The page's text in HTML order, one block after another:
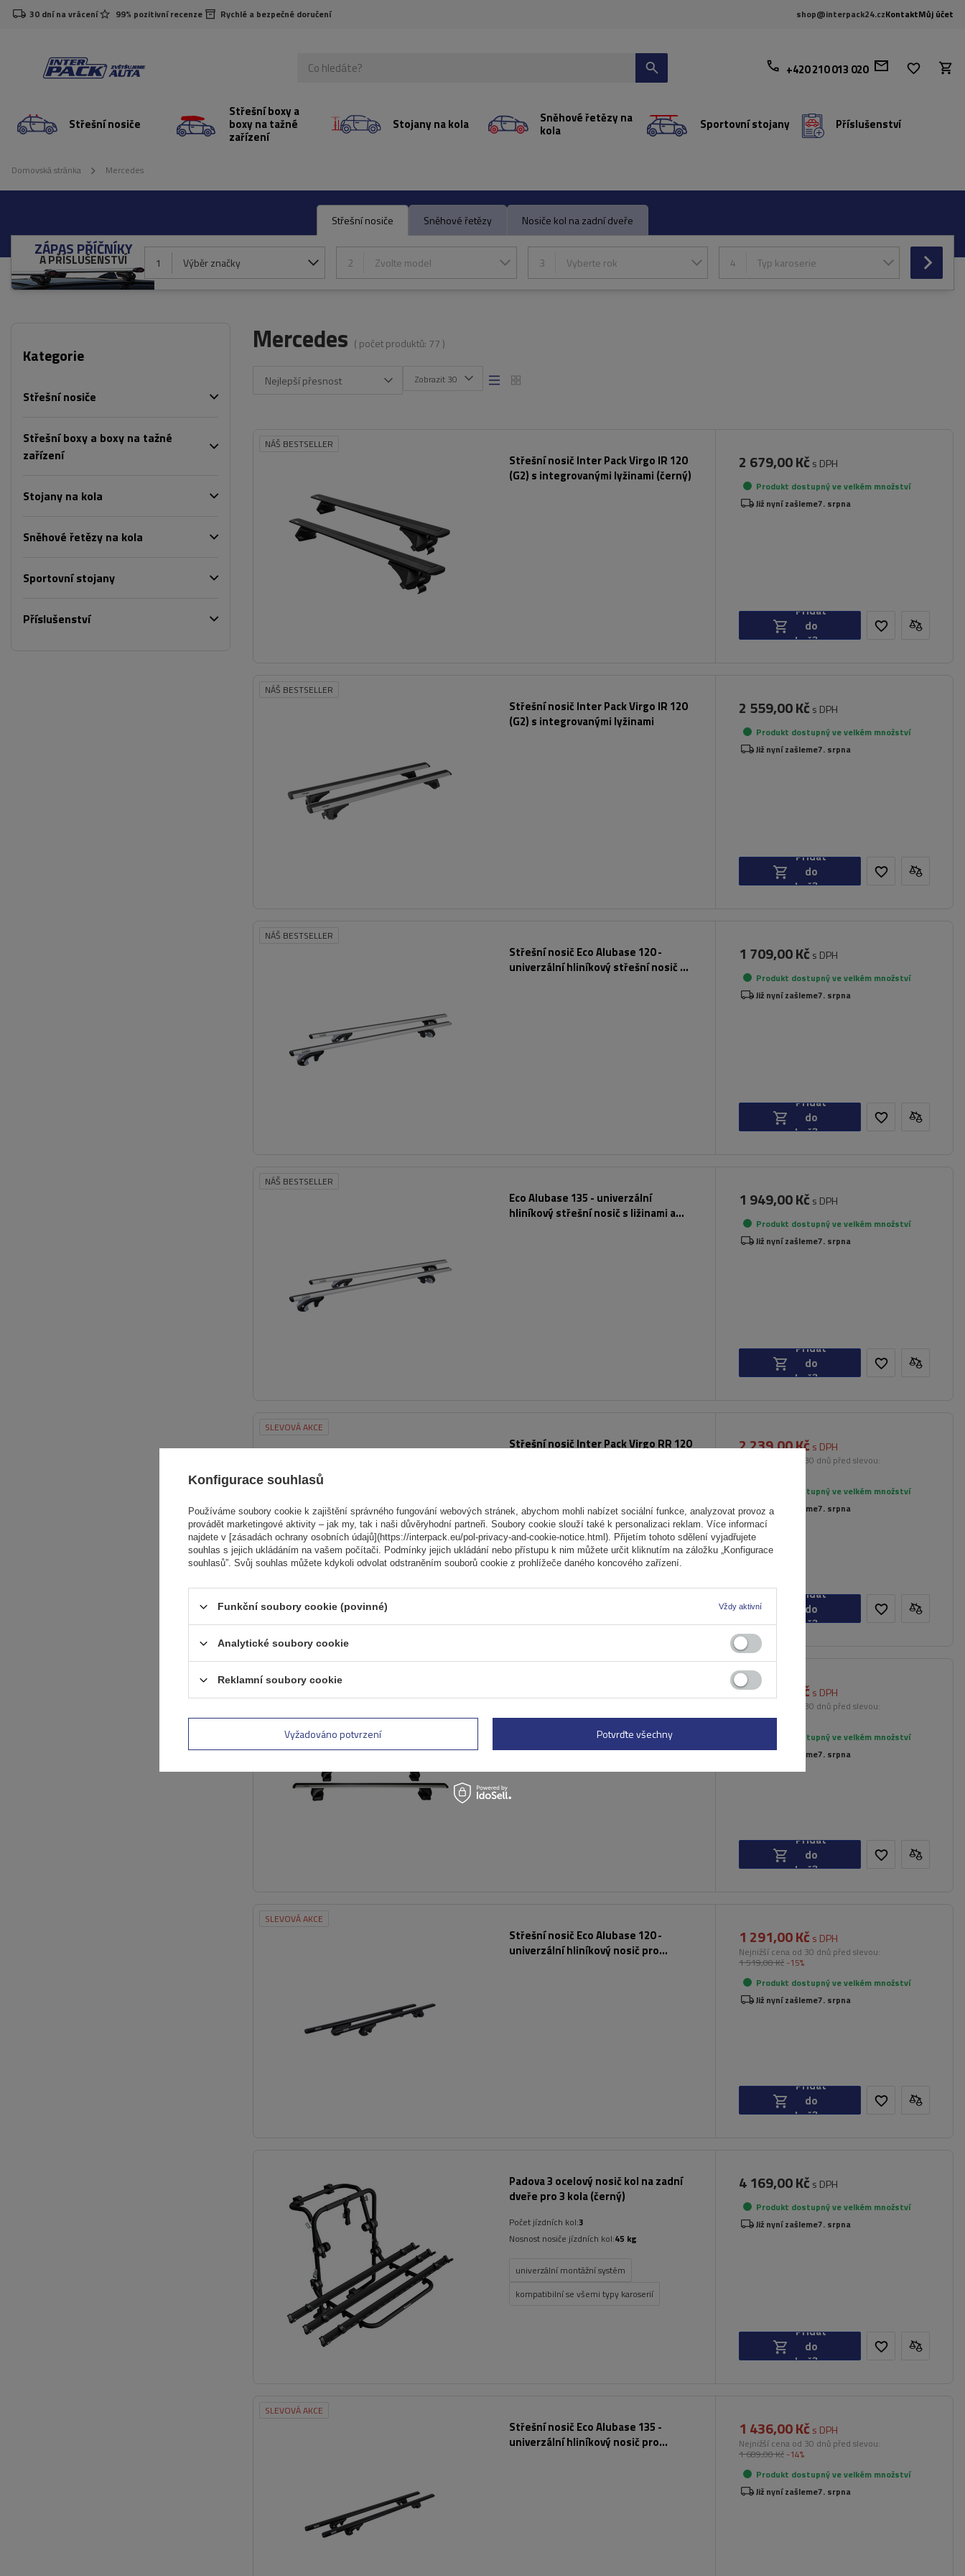
30 dní na vrácení 99% pozitivní recenze Rychlé a bezpečné doručení shop@interpack24.czKontaktMůj účet
+420 210 013 020
Střešní nosiče
Střešní boxy a
boxy na tažné
zařízení
Stojany na kola Sněhové řetězy na
kola Sportovní stojany Příslušenství
Domovská stránka Mercedes
Střešní nosiče Sněhové řetězy Nosiče kol na zadní dveře
ZÁPAS PŘÍČNÍKY
A PŘÍSLUŠENSTVÍ 1 Výběr značky 2 Zvolte model 3 Vyberte rok 4 Typ karoserie
Kategorie
Střešní nosiče
Střešní boxy a boxy na tažné
zařízení
Stojany na kola
Sněhové řetězy na kola
Sportovní stojany
Příslušenství
Mercedes ( počet produktů: 77 )
Nejlepší přesnost Zobrazit 30
NÁŠ BESTSELLER
Střešní nosič Inter Pack Virgo IR 120
(G2) s integrovanými lyžinami (černý)
2 679,00 Kč s DPH
Produkt dostupný ve velkém množství
Již nyní zašleme7. srpna
Přidat
do
košíku
NÁŠ BESTSELLER
Střešní nosič Inter Pack Virgo IR 120
(G2) s integrovanými lyžinami
2 559,00 Kč s DPH
Produkt dostupný ve velkém množství
Již nyní zašleme7. srpna
Přidat
do
košíku
NÁŠ BESTSELLER
Střešní nosič Eco Alubase 120 -
univerzální hliníkový střešní nosič na
1 709,00 Kč s DPH
Produkt dostupný ve velkém množství
Již nyní zašleme7. srpna
Přidat
do
košíku
NÁŠ BESTSELLER
Eco Alubase 135 - univerzální
hliníkový střešní nosič s ližinami a
1 949,00 Kč s DPH
Produkt dostupný ve velkém množství
Již nyní zašleme7. srpna
Přidat
do
košíku
SLEVOVÁ AKCE
Střešní nosič Inter Pack Virgo RR 120
2 239,00 Kč s DPH
Nejnižší cena od 30 dnů před slevou:
Produkt dostupný ve velkém množství
Již nyní zašleme7. srpna
Přidat
do
košíku
SLEVOVÁ AKCE
1 912,00 Kč s DPH
Nejnižší cena od 30 dnů před slevou:
2 249,00 Kč
Produkt dostupný ve velkém množství
Již nyní zašleme7. srpna
Přidat
do
košíku
SLEVOVÁ AKCE
Střešní nosič Eco Alubase 120 -
univerzální hliníkový nosič pro
1 291,00 Kč s DPH
Nejnižší cena od 30 dnů před slevou:
1 519,00 Kč -15%
Produkt dostupný ve velkém množství
Již nyní zašleme7. srpna
Přidat
do
košíku
Padova 3 ocelový nosič kol na zadní
dveře pro 3 kola (černý)
Počet jízdních kol:3
Nosnost nosiče jízdních kol:45 kg
univerzální montážní systém
kompatibilní se všemi typy karoserií
4 169,00 Kč s DPH
Produkt dostupný ve velkém množství
Již nyní zašleme7. srpna
Přidat
do
košíku
SLEVOVÁ AKCE
Střešní nosič Eco Alubase 135 -
univerzální hliníkový nosič pro
1 436,00 Kč s DPH
Nejnižší cena od 30 dnů před slevou:
1 689,00 Kč -14%
Produkt dostupný ve velkém množství
Již nyní zašleme7. srpna
Konfigurace souhlasů
Používáme soubory cookie k zajištění správného fungování webových stránek, abychom mohli nabízet sociální funkce, analyzovat provoz a
provádět marketingové aktivity – jak my, tak i naši důvěryhodní partneři. Soubory cookie slouží také k personalizaci reklam. Více informací
najdete v [zásadách ochrany osobních údajů](https://interpack.eu/pol-privacy-and-cookie-notice.html). Přijetím tohoto sdělení vyjadřujete
souhlas s jejich ukládáním na vašem počítači. Podmínky jejich ukládání nebo přístupu k nim můžete určit kliknutím na záložku „Konfigurace
souhlasů”. Svůj souhlas můžete kdykoli odvolat odstraněním souborů cookie z prohlížeče daného koncového zařízení.
Funkční soubory cookie (povinné) Vždy aktivní
Analytické soubory cookie
Reklamní soubory cookie
Vyžadováno potvrzení Potvrďte všechny